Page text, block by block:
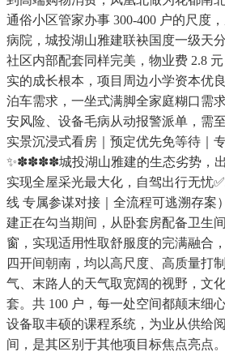
通俗小区管家办事 300-400 户的尺度
病院，城投湖山雅建联袂国度一级天
社区内部配套同样完美，物业费 2.8
实的成长根本，项目周边小学资本优
泊车需求，一坐式满脚全家庭糊口需
安风险、设备毛病从动报警派单，需
实景沉浸式看房｜预定优先免等待｜
✨✽✽✽✽城投湖山雅建的生态劣势，出
实现全屋采光最大化，自驾出行无忧
线 专属参谋对接｜全流程可逃溯存
建正在勾当期间，从卧套房配备卫生
窗，实现适用性取舒服度的完满融合
四开间朝南，均以高尺度、高质量打
气、末路人的天气取宽阔的视野，文
套。共 100 户，每一处空间都颠末细
设备取丰硕的课程系统，为业从供给
间，是其区别于其他项目标焦点亮点